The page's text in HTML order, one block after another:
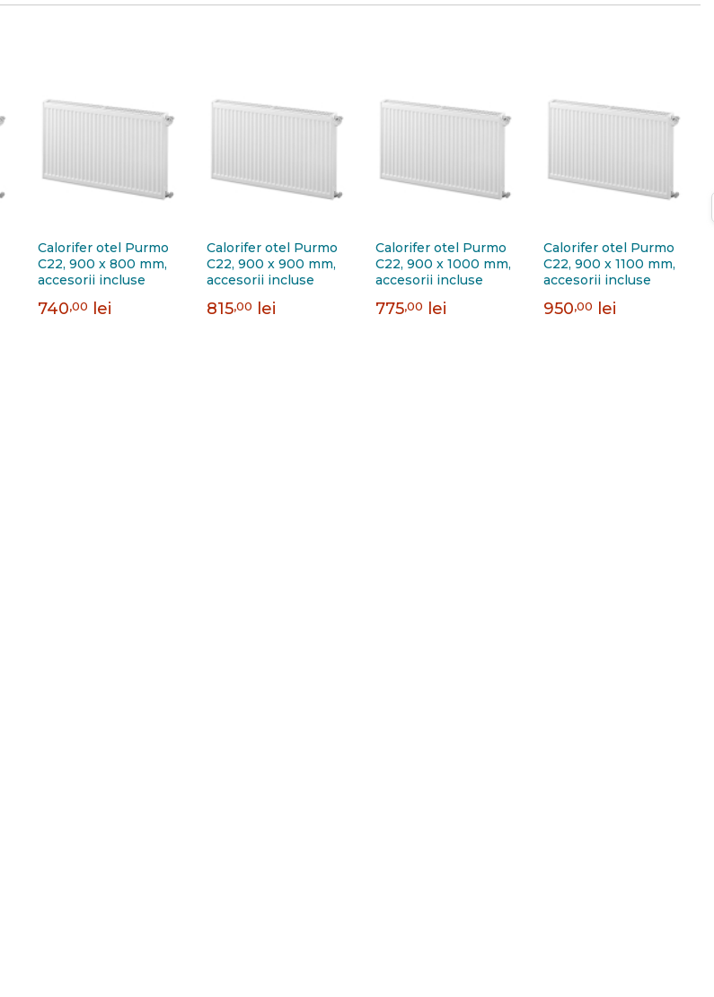
Calorifer otel Purmo
C22, 900 x 800 mm,
accesorii incluse
740,00 lei
Calorifer otel Purmo
C22, 900 x 900 mm,
accesorii incluse
815,00 lei
Calorifer otel Purmo
C22, 900 x 1000 mm,
accesorii incluse
775,00 lei
Calorifer otel Purmo
C22, 900 x 1100 mm,
accesorii incluse
950,00 lei